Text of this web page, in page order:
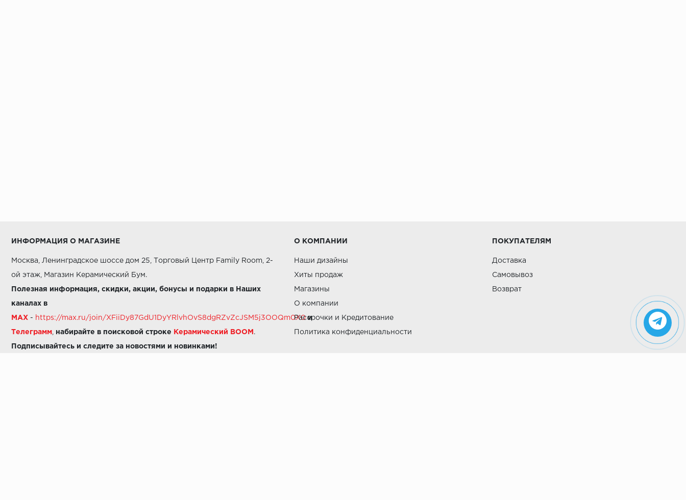
ИНФОРМАЦИЯ О МАГАЗИНЕ
Москва, Ленинградское шоссе дом 25, Торговый Центр Family Room, 2-
ой этаж, Магазин Керамический Бум.
Полезная информация, скидки, акции, бонусы и подарки в Наших
каналах в
MAX - https://max.ru/join/XFiiDy87GdU1DyYRlvhOvS8dgRZvZcJSM5j3OOQm0X0 и
Телеграмм набирайте в поисковой строке Керамический BOOM .
Подписывайтесь и следите за новостями и новинками!
О КОМПАНИИ
Наши дизайны
Хиты продаж
Магазины
О компании
Рассрочки и Кредитование
Политика конфиденциальности
ПОКУПАТЕЛЯМ
Доставка
Самовывоз
Возврат